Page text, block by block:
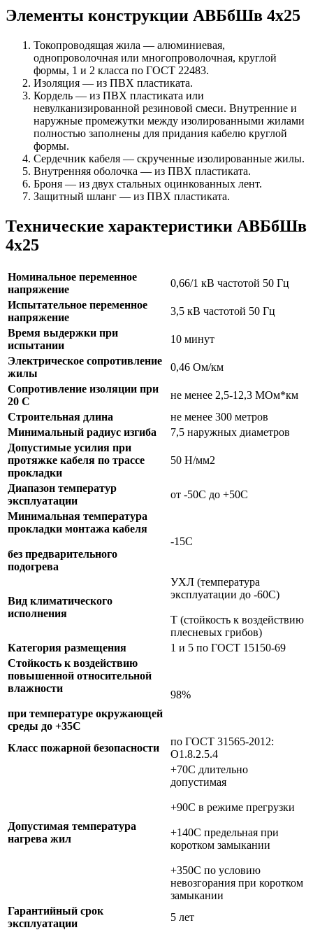
Элементы конструкции АВБбШв 4х25
Токопроводящая жила — алюминиевая,
однопроволочная или многопроволочная, круглой
формы, 1 и 2 класса по ГОСТ 22483.
Изоляция — из ПВХ пластиката.
Кордель — из ПВХ пластиката или
невулканизированной резиновой смеси. Внутренние и
наружные промежутки между изолированными жилами
полностью заполнены для придания кабелю круглой
формы.
Сердечник кабеля — скрученные изолированные жилы.
Внутренняя оболочка — из ПВХ пластиката.
Броня — из двух стальных оцинкованных лент.
Защитный шланг — из ПВХ пластиката.
Технические характеристики АВБбШв
4х25
Номинальное переменное
напряжение
0,66/1 кВ частотой 50 Гц
Испытательное переменное
напряжение
3,5 кВ частотой 50 Гц
Время выдержки при
испытании
10 минут
Электрическое сопротивление
жилы
0,46 Ом/км
Сопротивление изоляции при
20 С
не менее 2,5-12,3 МОм*км
Строительная длина
не менее 300 метров
Минимальный радиус изгиба
7,5 наружных диаметров
Допустимые усилия при
протяжке кабеля по трассе
прокладки
50 Н/мм2
Диапазон температур
эксплуатации
от -50С до +50С
Минимальная температура
прокладки монтажа кабеля
без предварительного
подогрева
-15С
Вид климатического
исполнения
УХЛ (температура
эксплуатации до -60С)
Т (стойкость к воздействию
плесневых грибов)
Категория размещения
1 и 5 по ГОСТ 15150-69
Стойкость к воздействию
повышенной относительной
влажности
при температуре окружающей
среды до +35С
98%
Класс пожарной безопасности
по ГОСТ 31565-2012:
О1.8.2.5.4
Допустимая температура
нагрева жил
+70C длительно
допустимая
+90C в режиме прегрузки
+140C предельная при
коротком замыкании
+350C по условию
невозгорания при коротком
замыкании
Гарантийный срок
эксплуатации
5 лет